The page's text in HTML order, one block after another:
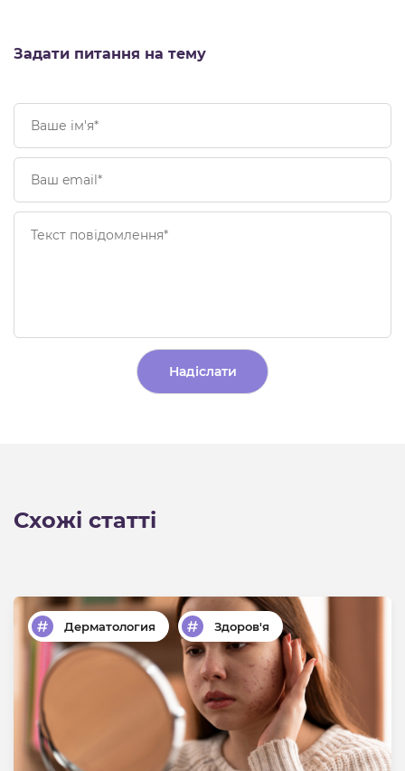
Задати питання на тему
Схожі статті
Дерматология Здоров'я